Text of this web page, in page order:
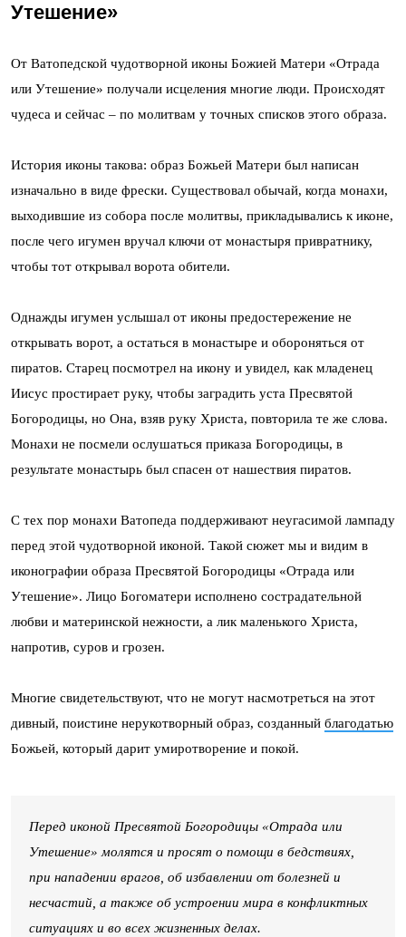
Утешение»
От Ватопедской чудотворной иконы Божией Матери «Отрада
или Утешение» получали исцеления многие люди. Происходят
чудеса и сейчас – по молитвам у точных списков этого образа.
История иконы такова: образ Божьей Матери был написан
изначально в виде фрески. Существовал обычай, когда монахи,
выходившие из собора после молитвы, прикладывались к иконе,
после чего игумен вручал ключи от монастыря привратнику,
чтобы тот открывал ворота обители.
Однажды игумен услышал от иконы предостережение не
открывать ворот, а остаться в монастыре и обороняться от
пиратов. Старец посмотрел на икону и увидел, как младенец
Иисус простирает руку, чтобы заградить уста Пресвятой
Богородицы, но Она, взяв руку Христа, повторила те же слова.
Монахи не посмели ослушаться приказа Богородицы, в
результате монастырь был спасен от нашествия пиратов.
С тех пор монахи Ватопеда поддерживают неугасимой лампаду
перед этой чудотворной иконой. Такой сюжет мы и видим в
иконографии образа Пресвятой Богородицы «Отрада или
Утешение». Лицо Богоматери исполнено сострадательной
любви и материнской нежности, а лик маленького Христа,
напротив, суров и грозен.
Многие свидетельствуют, что не могут насмотреться на этот
дивный, поистине нерукотворный образ, созданный благодатью
Божьей, который дарит умиротворение и покой.
Перед иконой Пресвятой Богородицы «Отрада или
Утешение» молятся и просят о помощи в бедствиях,
при нападении врагов, об избавлении от болезней и
несчастий, а также об устроении мира в конфликтных
ситуациях и во всех жизненных делах.